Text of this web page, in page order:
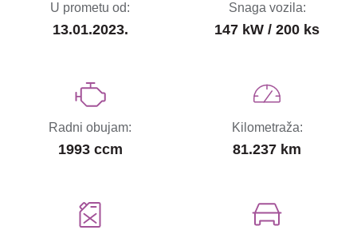
U prometu od:
13.01.2023.
Snaga vozila:
147 kW / 200 ks
Radni obujam:
1993 ccm
Kilometraža:
81.237 km